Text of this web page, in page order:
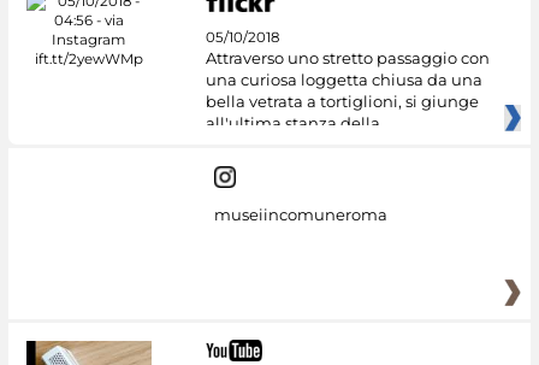
05/10/2018
Attraverso uno stretto passaggio con
una curiosa loggetta chiusa da una
bella vetrata a tortiglioni, si giunge
all'ultima stanza della
museiincomuneroma